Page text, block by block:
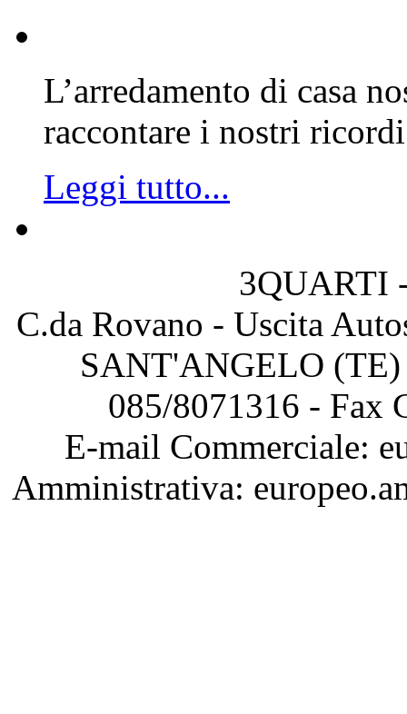
L’arredamento di casa
raccontare i nostri
Leggi tutto...
3QUARTI
C.da Rovano - Uscita
SANT'ANGELO (TE)
085/8071316 - Fax
E-mail Commerciale:
Amministrativa: